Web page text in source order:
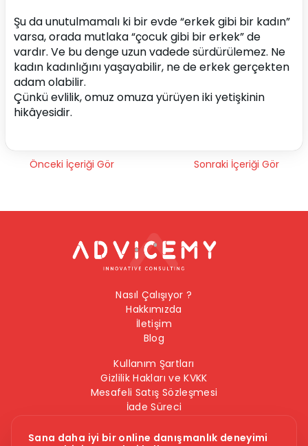
Şu da unutulmamalı ki bir evde “erkek gibi bir kadın”
varsa, orada mutlaka “çocuk gibi bir erkek” de
vardır. Ve bu denge uzun vadede sürdürülemez. Ne
kadın kadınlığını yaşayabilir, ne de erkek gerçekten
adam olabilir.
Çünkü evlilik, omuz omuza yürüyen iki yetişkinin
hikâyesidir.
Önceki İçeriği Gör Sonraki İçeriği Gör
Sana daha iyi bir online danışmanlık deneyimi
Nasıl Çalışıyor ?
Hakkımızda
İletişim
Blog
Kullanım Şartları
Gizlilik Hakları ve KVKK
Mesafeli Satış Sözleşmesi
İade Süreci
Bilgi Güvenliği Politikası